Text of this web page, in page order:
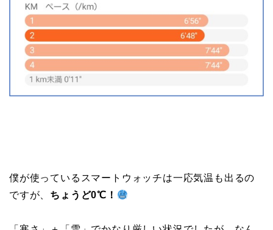
僕が使っているスマートウォッチは一応気温も出るの
ですが、 ちょうど0℃！